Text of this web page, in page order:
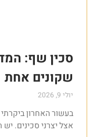
סכין שף:
שקונים אחת
יולי 9, 2026
בעשור האחרון
אצל יצרני סכינים.